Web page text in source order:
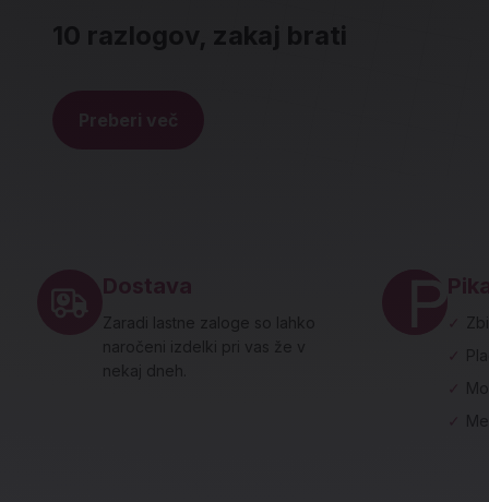
10 razlogov, zakaj brati
Preberi več
Dostava
Zaradi lastne zaloge so lahko
naročeni izdelki pri vas že v
nekaj dneh.